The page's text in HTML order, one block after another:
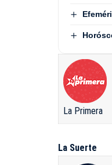
La Primera
La Suerte